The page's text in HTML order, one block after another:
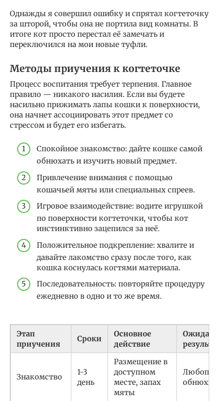
Однажды я совершил ошибку и спрятал когтеточку
за шторой, чтобы она не портила вид комнаты. В
итоге кот просто перестал её замечать и
переключился на мои новые туфли.
Методы приучения к когтеточке
Процесс воспитания требует терпения. Главное
правило — никакого насилия. Если вы будете
насильно прижимать лапы кошки к поверхности,
она начнет ассоциировать этот предмет со
стрессом и будет его избегать.
Спокойное знакомство: дайте кошке самой
обнюхать и изучить новый предмет.
Привлечение внимания с помощью
кошачьей мяты или специальных спреев.
Игровое взаимодействие: водите игрушкой
по поверхности когтеточки, чтобы кот
инстинктивно зацепился за неё.
Положительное подкрепление: хвалите и
давайте лакомство сразу после того, как
кошка коснулась когтями материала.
Последовательность: повторяйте процедуру
ежедневно в одно и то же время.
Этап
приучения
Сроки
Основное
действие
Знакомство
1-3
день
Размещение в
доступном
месте, запах
мяты